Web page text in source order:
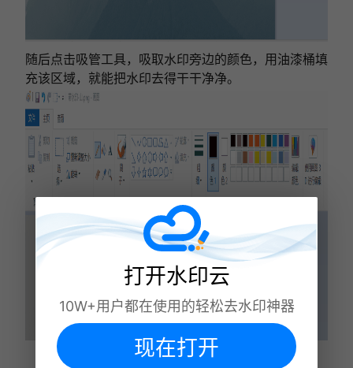
随后点击吸管工具，吸取水印旁边的颜色，用油漆桶填
充该区域，就能把水印去得干干净净。
打开水印云
10W+用户都在使用的轻松去水印神器
现在打开